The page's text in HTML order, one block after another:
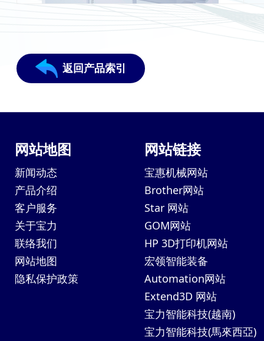
返回产品索引
网站地图
新闻动态
产品介绍
客户服务
关于宝力
联络我们
网站地图
隐私保护政策
网站链接
宝惠机械网站
Brother网站
Star 网站
GOM网站
HP 3D打印机网站
宏领智能装备
Automation网站
Extend3D 网站
宝力智能科技(越南)
宝力智能科技(馬來西亞)